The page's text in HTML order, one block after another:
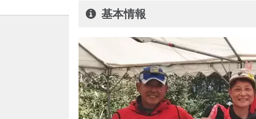
基本情報